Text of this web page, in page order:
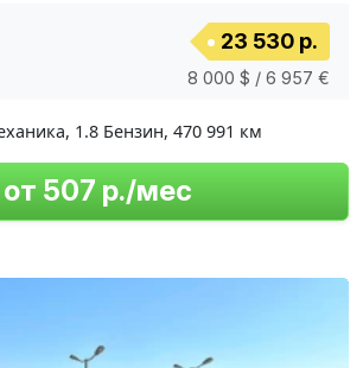
23 530 р.
8 000 $ / 6 957 €
, 1.8 Бензин, 470 991 км
от 507 р./мес